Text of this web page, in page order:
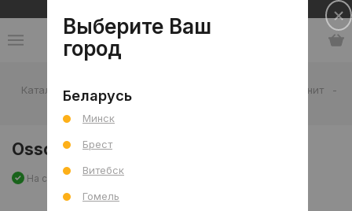
Каталог - Керамогранит
-
Osso StarDust Mat 60x120 R
Osso StarDust Mat 60x120 R
На складе Артикул: 0000029450
Выберите Ваш
город
Беларусь
Минск
Брест
Витебск
Гомель